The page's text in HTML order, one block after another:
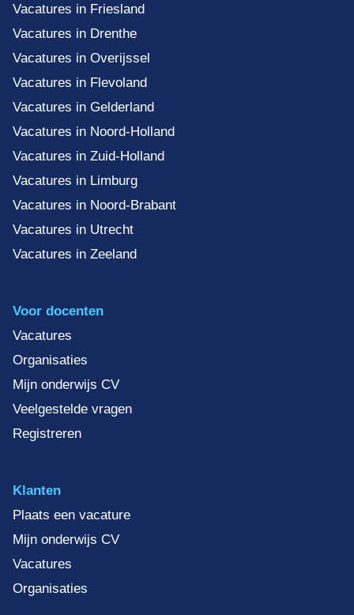
Vacatures in Friesland
Vacatures in Drenthe
Vacatures in Overijssel
Vacatures in Flevoland
Vacatures in Gelderland
Vacatures in Noord-Holland
Vacatures in Zuid-Holland
Vacatures in Limburg
Vacatures in Noord-Brabant
Vacatures in Utrecht
Vacatures in Zeeland
Voor docenten
Vacatures
Organisaties
Mijn onderwijs CV
Veelgestelde vragen
Registreren
Klanten
Plaats een vacature
Mijn onderwijs CV
Vacatures
Organisaties